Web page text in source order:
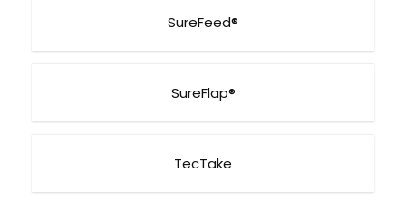
SureFeed®
SureFlap®
TecTake